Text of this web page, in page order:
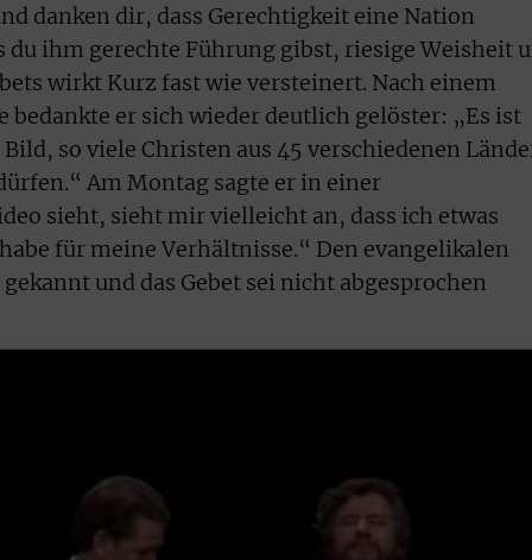
danken dir, dass Gerechtigkeit eine Nation
ihm gerechte Führung gibst, riesige Weisheit
wirkt Kurz fast wie versteinert. Nach einem
bedankte er sich wieder deutlich gelöster: „Es ist
so viele Christen aus 45 verschiedenen
Am Montag sagte er in einer
sieht, sieht mir vielleicht an, dass ich etwas
für meine Verhältnisse.“ Den evangelikalen
und das Gebet sei nicht abgesprochen